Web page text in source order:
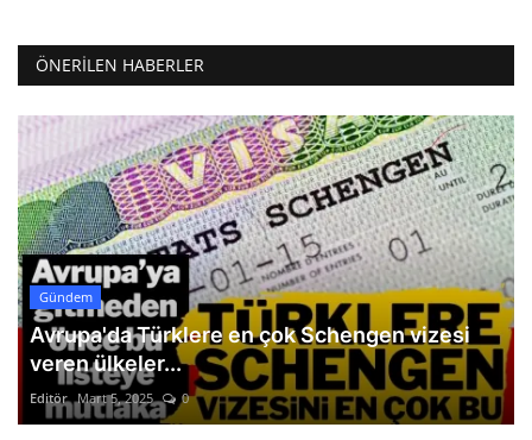
ÖNERILEN HABERLER
Gündem
Avrupa'da Türklere en çok Schengen vizesi
veren ülkeler...
Editör Mart 5, 2025 0